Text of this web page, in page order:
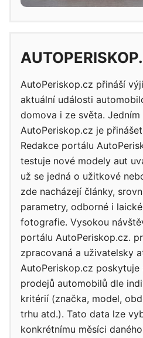
AutoPeriskop.cz přináší
aktuální události
domova i ze světa.
AutoPeriskop.cz je
Redakce portálu
testuje nové modely aut
už se jedná o užitkové
zde nacházejí články,
parametry, odborné i
fotografie. Vysokou
portálu AutoPeriskop.cz.
zpracovaná a uživatelsky
AutoPeriskop.cz poskytuje
prodejů automobilů dle
kritérií (značka, model,
trhu atd.). Tato data lze
konkrétnímu měsíci